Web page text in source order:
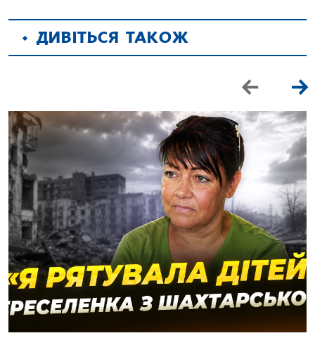
ДИВІТЬСЯ ТАКОЖ